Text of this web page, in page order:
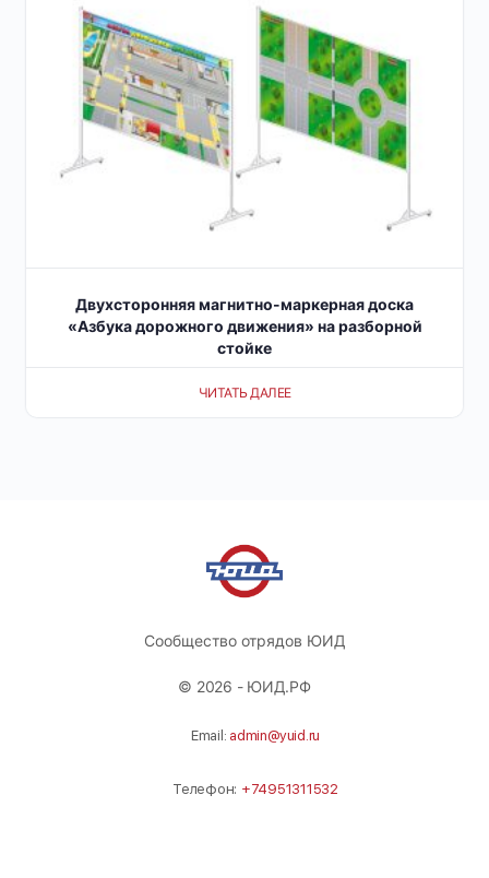
Двухсторонняя магнитно-маркерная доска
«Азбука дорожного движения» на разборной
стойке
ЧИТАТЬ ДАЛЕЕ
Сообщество отрядов ЮИД
© 2026 - ЮИД.РФ
Email: admin@yuid.ru
Телефон: +74951311532